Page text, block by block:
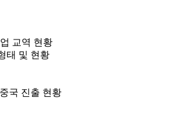
교역 현황
태 및 현황
국 진출 현황